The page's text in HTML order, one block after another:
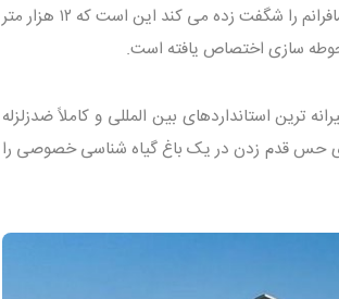
در زمینی به مساحت ۱۵ هزار متر مربع بنا شده اند. نکته ای که همیشه مسافرانم را شگفت زده می کند این است که ۱۲ هزار متر
سخت گیرانه ترین استانداردهای بین المللی و کاملاً ضدزلزله
حس قدم زدن در یک باغ گیاه شناسی خصوصی را